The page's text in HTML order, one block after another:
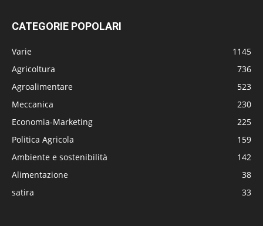
CATEGORIE POPOLARI
Varie
1145
Agricoltura
736
Agroalimentare
523
Meccanica
230
Economia-Marketing
225
Politica Agricola
159
Ambiente e sostenibilità
142
Alimentazione
38
satira
33